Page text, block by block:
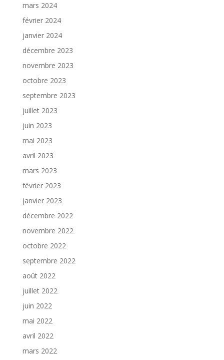
mars 2024
février 2024
janvier 2024
décembre 2023
novembre 2023
octobre 2023
septembre 2023
juillet 2023
juin 2023
mai 2023
avril 2023
mars 2023
février 2023
janvier 2023
décembre 2022
novembre 2022
octobre 2022
septembre 2022
août 2022
juillet 2022
juin 2022
mai 2022
avril 2022
mars 2022